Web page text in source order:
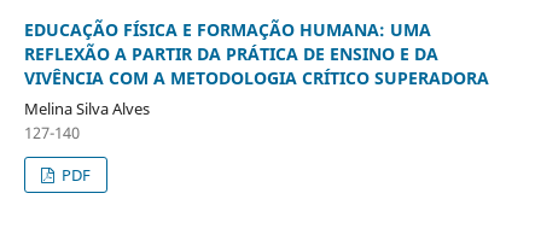
EDUCAÇÃO FÍSICA E FORMAÇÃO HUMANA: UMA
REFLEXÃO A PARTIR DA PRÁTICA DE ENSINO E DA
VIVÊNCIA COM A METODOLOGIA CRÍTICO SUPERADORA
Melina Silva Alves
127-140
PDF